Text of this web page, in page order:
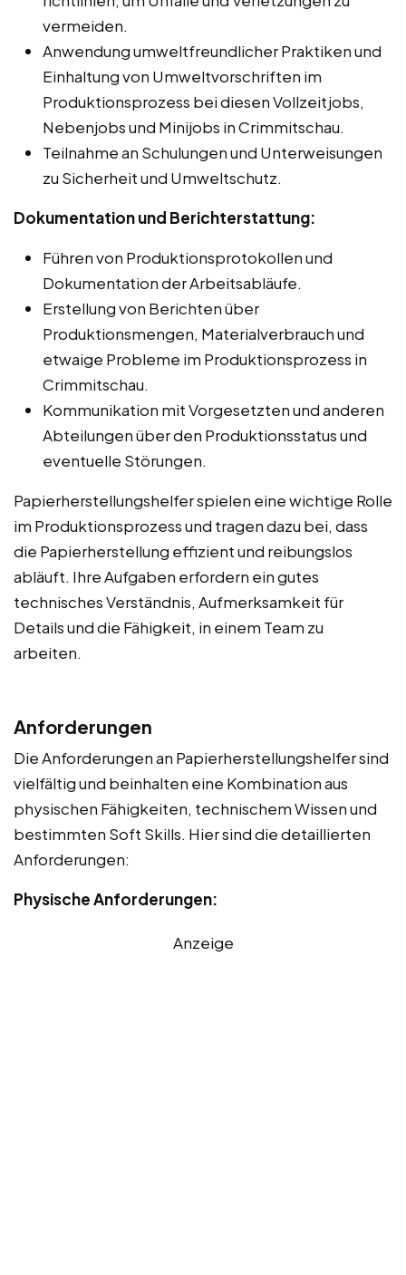
vermeiden.
Anwendung umweltfreundlicher Praktiken und
Einhaltung von Umweltvorschriften im
Produktionsprozess bei diesen Vollzeitjobs,
Nebenjobs und Minijobs in Crimmitschau.
Teilnahme an Schulungen und Unterweisungen
zu Sicherheit und Umweltschutz.
Dokumentation und Berichterstattung:
Führen von Produktionsprotokollen und
Dokumentation der Arbeitsabläufe.
Erstellung von Berichten über
Produktionsmengen, Materialverbrauch und
etwaige Probleme im Produktionsprozess in
Crimmitschau.
Kommunikation mit Vorgesetzten und anderen
Abteilungen über den Produktionsstatus und
eventuelle Störungen.
Papierherstellungshelfer spielen eine wichtige Rolle
im Produktionsprozess und tragen dazu bei, dass
die Papierherstellung effizient und reibungslos
abläuft. Ihre Aufgaben erfordern ein gutes
technisches Verständnis, Aufmerksamkeit für
Details und die Fähigkeit, in einem Team zu
arbeiten.
Anforderungen
Die Anforderungen an Papierherstellungshelfer sind
vielfältig und beinhalten eine Kombination aus
physischen Fähigkeiten, technischem Wissen und
bestimmten Soft Skills. Hier sind die detaillierten
Anforderungen:
Physische Anforderungen:
Anzeige